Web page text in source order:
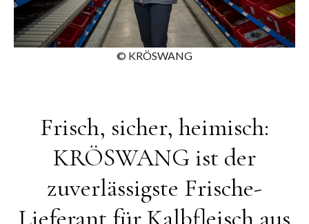
© KRÖSWANG
Frisch, sicher, heimisch:
KRÖSWANG ist der
zuverlässigste Frische-